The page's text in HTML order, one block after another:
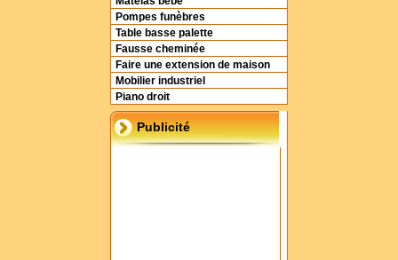
Pompes funèbres
Table basse palette
Fausse cheminée
Faire une extension de maison
Mobilier industriel
Piano droit
Publicité